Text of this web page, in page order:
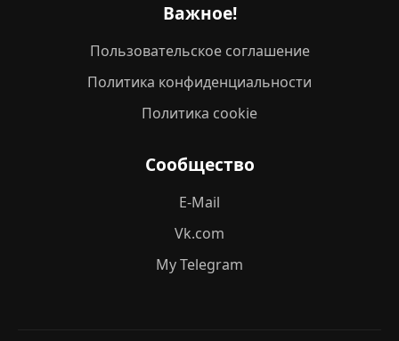
Важное!
Пользовательское соглашение
Политика конфиденциальности
Политика cookie
Сообщество
E-Mail
Vk.com
My Telegram